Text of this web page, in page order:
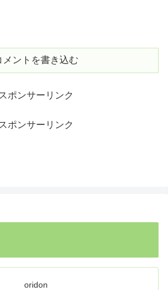
メントを書き込む
スポンサーリンク
スポンサーリンク
oridon